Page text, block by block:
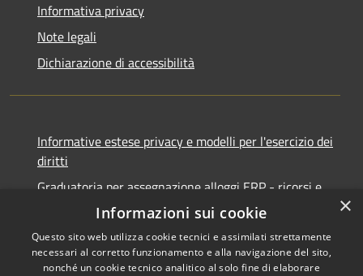
Informativa privacy
Note legali
Dichiarazione di accessibilità
Informative estese privacy e modelli per l'esercizio dei
diritti
Graduatoria per assegnazione alloggi ERP - ricorsi e
×
Informazioni sui cookie
Questo sito web utilizza cookie tecnici e assimilati strettamente
necessari al corretto funzionamento e alla navigazione del sito,
nonché un cookie tecnico analitico al solo fine di elaborare